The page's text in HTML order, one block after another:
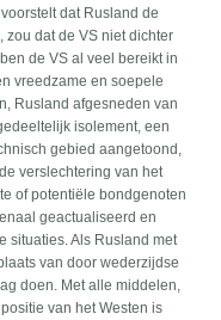
dat Rusland de
zou dat de VS niet dichter
de VS al veel bereikt in
vreedzame en soepele
Rusland afgesneden van
isolement, een
gebied aangetoond,
verslechtering van het
of potentiële bondgenoten
geactualiseerd en
situaties. Als Rusland met
van door wederzijdse
doen. Met alle middelen,
van het Westen is